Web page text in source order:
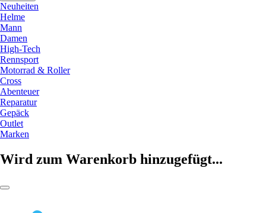
Neuheiten
Helme
Mann
Damen
High-Tech
Rennsport
Motorrad & Roller
Cross
Abenteuer
Reparatur
Gepäck
Outlet
Marken
Wird zum Warenkorb hinzugefügt...